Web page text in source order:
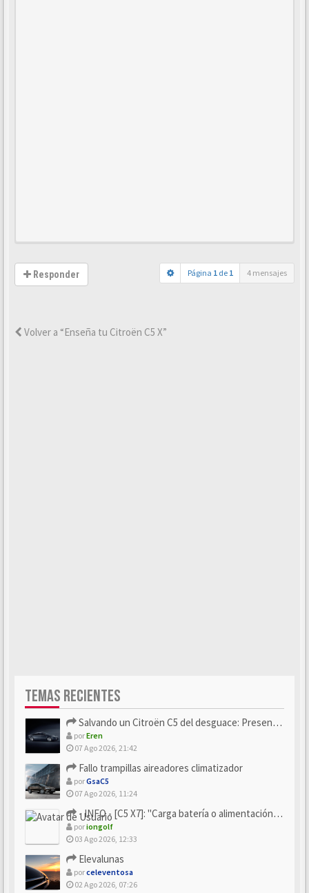
Responder Página 1 de 1 4 mensajes
Volver a “Enseña tu Citroën C5 X”
TEMAS RECIENTES
Salvando un Citroën C5 del desguace: Presentación y seguimiento
porEren
07 Ago 2026, 21:42
Fallo trampillas aireadores climatizador
porGsaC5
07 Ago 2026, 11:24
- INFO - [C5 X7]: "Carga batería o alimentación eléctri...
poriongolf
03 Ago 2026, 12:33
Elevalunas
porceleventosa
02 Ago 2026, 07:26